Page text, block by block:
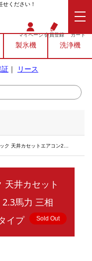
ください！
マイページ会員登録 カート
製氷機 洗浄機
証 ｜ リース
向タイプ 標準 2.3馬力 三相200V 《シングル》高効率タイプ
天井カセット
馬力 三相
イプ
Sold Out